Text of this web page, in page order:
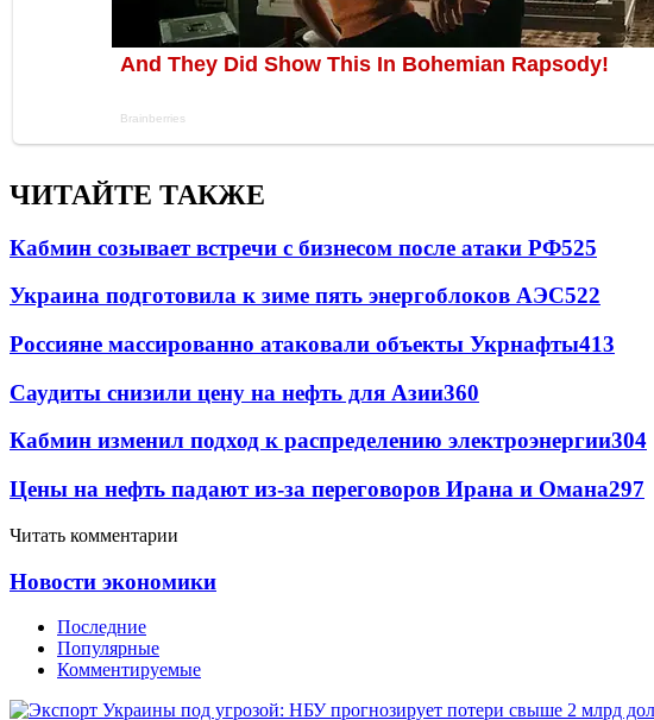
ЧИТАЙТЕ ТАКЖЕ
Кабмин созывает встречи с бизнесом после атаки РФ525
Украина подготовила к зиме пять энергоблоков АЭС522
Россияне массированно атаковали объекты Укрнафты413
Саудиты снизили цену на нефть для Азии360
Кабмин изменил подход к распределению электроэнергии304
Цены на нефть падают из-за переговоров Ирана и Омана297
Читать комментарии
Новости экономики
Последние
Популярные
Комментируемые